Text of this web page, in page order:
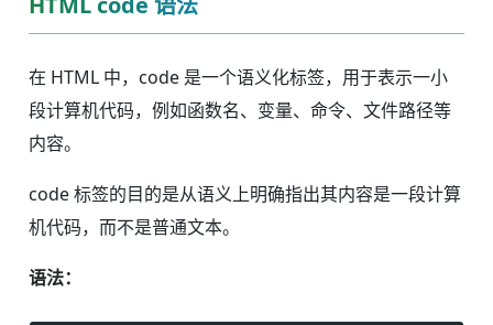
在 HTML 中，code 是一个语义化标签，用于表示一小
段计算机代码，例如函数名、变量、命令、文件路径等
内容。
code 标签的目的是从语义上明确指出其内容是一段计算
机代码，而不是普通文本。
语法：